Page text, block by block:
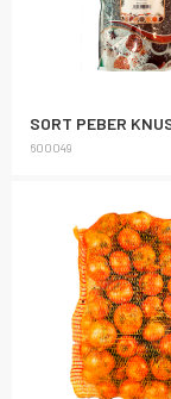
SORT PEBER
600049